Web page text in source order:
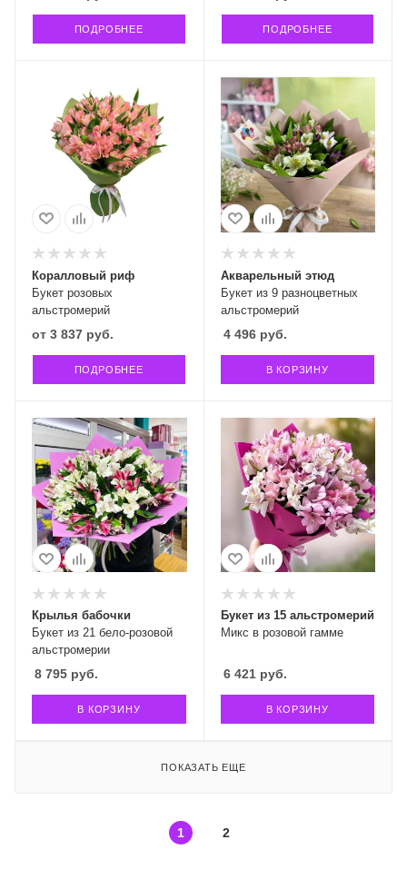
ПОДРОБНЕЕ ПОДРОБНЕЕ
Букет розовых
альстромерий
Коралловый риф
от 3 837 руб.
ПОДРОБНЕЕ
Букет из 9 разноцветных
альстромерий
Акварельный этюд
4 496руб.
В КОРЗИНУ
Букет из 21 бело-розовой
альстромерии
Крылья бабочки
8 795 руб.
В КОРЗИНУ
Микс в розовой гамме
Букет из 15 альстромерий
6 421руб.
В КОРЗИНУ
ПОКАЗАТЬ ЕЩЕ
1 2